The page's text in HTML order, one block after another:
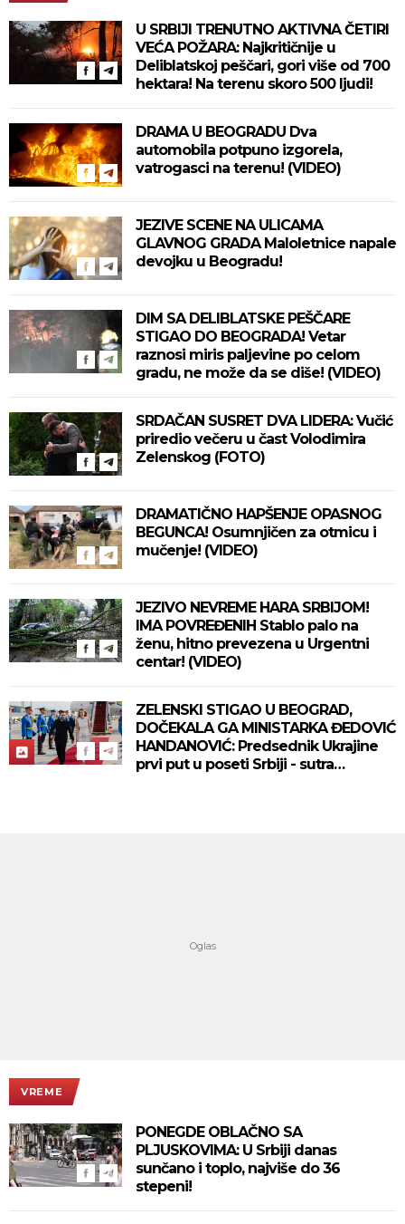
U SRBIJI TRENUTNO AKTIVNA ČETIRI
VEĆA POŽARA: Najkritičnije u
Deliblatskoj peščari, gori više od 700
hektara! Na terenu skoro 500 ljudi!
DRAMA U BEOGRADU Dva
automobila potpuno izgorela,
vatrogasci na terenu! (VIDEO)
JEZIVE SCENE NA ULICAMA
GLAVNOG GRADA Maloletnice napale
devojku u Beogradu!
DIM SA DELIBLATSKE PEŠČARE
STIGAO DO BEOGRADA! Vetar
raznosi miris paljevine po celom
gradu, ne može da se diše! (VIDEO)
SRDAČAN SUSRET DVA LIDERA: Vučić
priredio večeru u čast Volodimira
Zelenskog (FOTO)
DRAMATIČNO HAPŠENJE OPASNOG
BEGUNCA! Osumnjičen za otmicu i
mučenje! (VIDEO)
JEZIVO NEVREME HARA SRBIJOM!
IMA POVREĐENIH Stablo palo na
ženu, hitno prevezena u Urgentni
centar! (VIDEO)
ZELENSKI STIGAO U BEOGRAD,
DOČEKALA GA MINISTARKA ĐEDOVIĆ
HANDANOVIĆ: Predsednik Ukrajine
prvi put u poseti Srbiji - sutra
VREME
PONEGDE OBLAČNO SA
PLJUSKOVIMA: U Srbiji danas
sunčano i toplo, najviše do 36
stepeni!